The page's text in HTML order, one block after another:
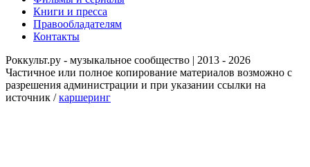
Книги и пресса
Правообладателям
Контакты
Роккульт.ру - музыкальное сообщество | 2013 - 2026
Частичное или полное копирование материалов возможно с
разрешения администрации и при указании ссылки на
источник /каршеринг